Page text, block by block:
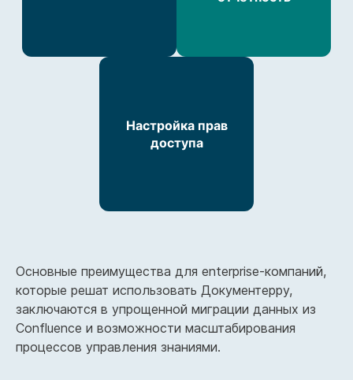
Настройка прав
доступа
Основные преимущества для enterprise-компаний,
которые решат использовать Документерру,
заключаются в упрощенной миграции данных из
Confluence и возможности масштабирования
процессов управления знаниями.